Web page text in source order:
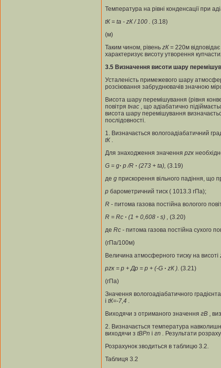
Температура на рівні конденсації при
tК= ta - zК / 100 . (3.18)
(м)
Таким чином, рівень zК = 220м
характеризує висоту утворення
3.5 Визначення висоти шару
Усталеність примежевого шару
розсіювання забруднювачів значною
Висота шару перемішування (рівня
повітря tнас , що адіабатично
висота шару перемішування
послідовності.
1. Визначається вологоадіабатичний
tК .
Для знаходження значення pzк
G = g· p /R · (273 + tа), (3.19)
де g прискорення вільного падіння, що
p барометричний тиск ( 1013.3 гПа);
R - питома газова постійна вологого
R = Rс · (1 + 0,608 · s) , (3.20)
де Rс - питома газова постійна сухого
(гПа/100м)
Величина атмосферного тиску на висоті
pzк = p + Дp = p + (-G · zК). (3.21)
(гПа)
Значення вологоадіабатичного
і tК=-7,4 .
Виходячи з отриманого значення гВ ,
2. Визначається температура
виходячи з tВРn і гn . Результати
Розрахунок зводиться в таблицю 3.2.
Таблиця 3.2